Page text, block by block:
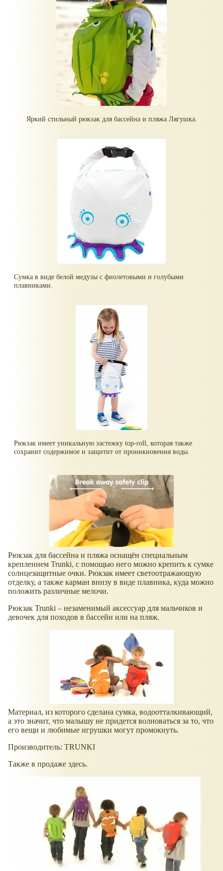
Яркий стильный рюкзак для бассейна и пляжа Лягушка.
Сумка в виде белой медузы с фиолетовыми и голубыми
плавниками.
Рюкзак имеет уникальную застежку top-roll, которая также
сохранит содержимое и защитит от проникновения воды.
Рюкзак для бассейна и пляжа оснащён специальным
креплением Trunki, с помощью него можно крепить к сумке
солнцезащитные очки. Рюкзак имеет светоотражающую
отделку, а также карман внизу в виде плавника, куда можно
положить различные мелочи.
Рюкзак Trunki – незаменимый аксессуар для мальчиков и
девочек для походов в бассейн или на пляж.
Материал, из которого сделана сумка, водоотталкивающий,
а это значит, что малышу не придется волноваться за то, что
его вещи и любимые игрушки могут промокнуть.
Производитель: TRUNKI
Также в продаже здесь.